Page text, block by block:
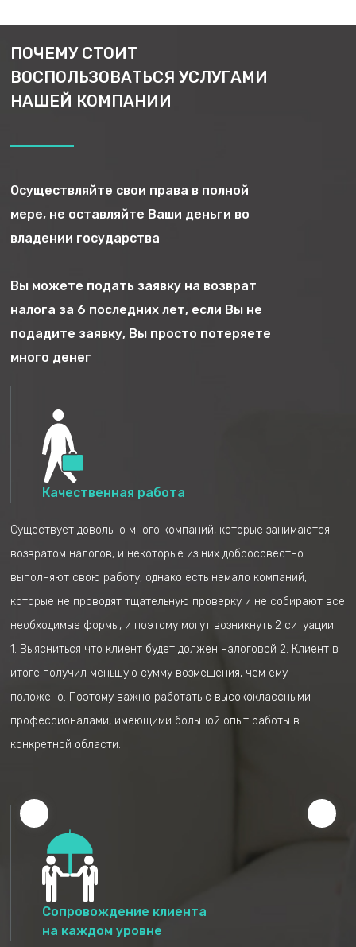
ПОЧЕМУ СТОИТ
ВОСПОЛЬЗОВАТЬСЯ УСЛУГАМИ
НАШЕЙ КОМПАНИИ
Осуществляйте свои права в полной
мере, не оставляйте Ваши деньги во
владении государства
Вы можете подать заявку на возврат
налога за 6 последних лет, если Вы не
подадите заявку, Вы просто потеряете
много денег
Качественная работа
Существует довольно много компаний, которые занимаются
возвратом налогов, и некоторые из них добросовестно
выполняют свою работу, однако есть немало компаний,
которые не проводят тщательную проверку и не собирают все
необходимые формы, и поэтому могут возникнуть 2 ситуации:
1. Выясниться что клиент будет должен налоговой 2. Клиент в
итоге получил меньшую сумму возмещения, чем ему
положено. Поэтому важно работать с высококлассными
профессионалами, имеющими большой опыт работы в
конкретной области.
Сопровождение клиента
на каждом уровне
ПРОЦЕСС РАБОТЫ
налога. Если будет обнаружено, что есть
вероятность возврата, мы откроем папку в нашей
компании и начнем процесс сбора
соответствии с вопросами, которые вам задали
при заполнении анкеты.
предоставляем отчеты за соответствующие годы
и будем отслеживать, пока вы не получите свои
деньги.
Анкетирование на
фирменном
симуляторе
возврата денег, мы
откроем процесс с
клиентом в нашей
компании
Наш представитель
свяжется с вами,
чтобы еще раз
проверить
правильность данных
представителем мы
сообщение со списком